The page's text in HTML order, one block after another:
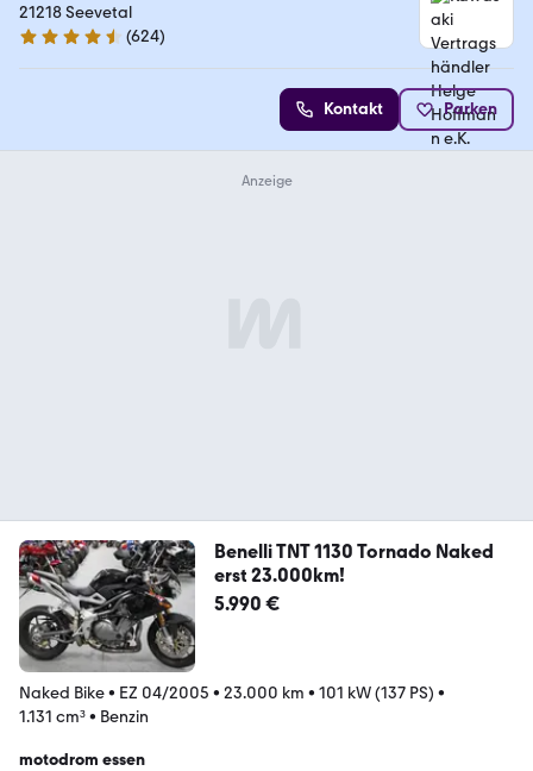
21218 Seevetal
4.7 Sterne
(624)
Kontakt Parken
Benelli TNT 1130 Tornado Naked
erst 23.000km!
5.990 €
Naked Bike• EZ 04/2005 • 23.000 km • 101 kW (137 PS) •
1.131 cm³• Benzin
motodrom essen